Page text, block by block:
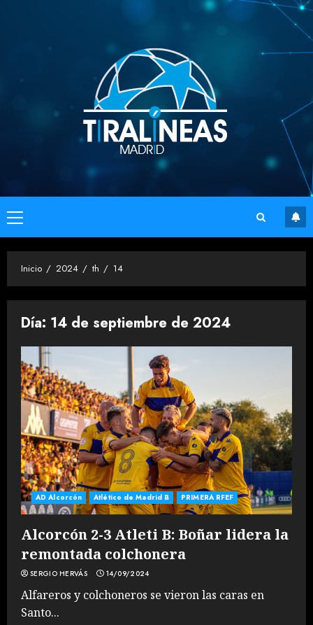
Menú
principal
Inicio 2024 th 14
Día: 14 de septiembre de 2024
AD Alcorcón Atlético de Madrid B PRIMERA RFEF
Alcorcón 2-3 Atleti B: Boñar lidera la
remontada colchonera
SERGIO HERVÁS 14/09/2024
Alfareros y colchoneros se vieron las caras en
Santo...